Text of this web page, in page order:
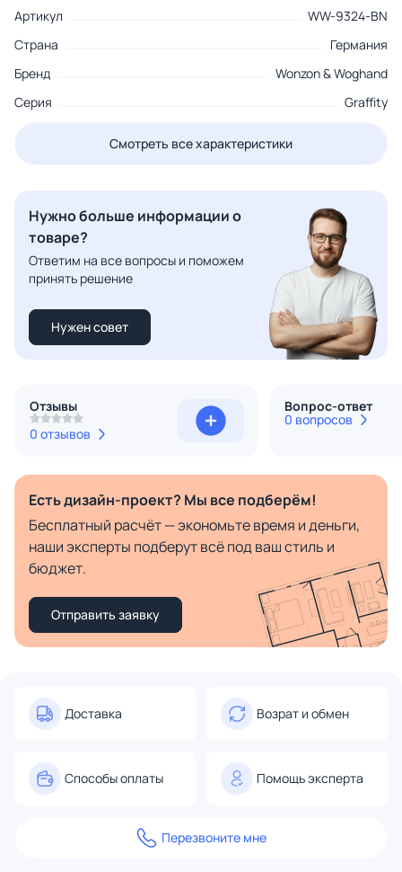
Артикул
WW-9324-BN
Страна
Германия
Бренд
Wonzon & Woghand
Серия
Graffity
Смотреть все характеристики
Нужно больше информации о
товаре?
Ответим на все вопросы и поможем
принять решение
Нужен совет
Отзывы
0 отзывов
Вопрос-ответ
0 вопросов
Есть дизайн-проект? Мы все подберём!
Бесплатный расчёт — экономьте время и деньги,
наши эксперты подберут всё под ваш стиль и
бюджет.
Отправить заявку
Доставка Возрат и обмен
Способы оплаты Помощь эксперта
Перезвоните мне